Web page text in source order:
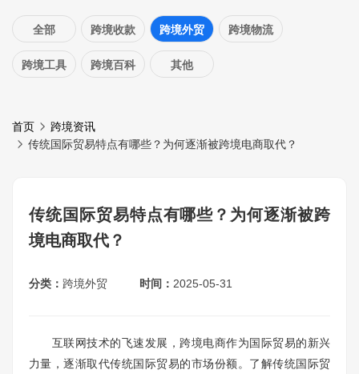
全部 跨境收款 跨境外贸 跨境物流
跨境工具 跨境百科 其他
首页
跨境资讯
传统国际贸易特点有哪些？为何逐渐被跨境电商取代？
传统国际贸易特点有哪些？为何逐渐被跨
境电商取代？
分类： 跨境外贸 时间： 2025-05-31
互联网技术的飞速发展，跨境电商作为国际贸易的新兴
力量，逐渐取代传统国际贸易的市场份额。了解传统国际贸